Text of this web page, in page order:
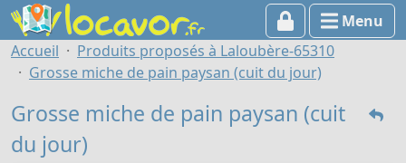
Menu
Accueil
Produits proposés à Laloubère-65310
Grosse miche de pain paysan (cuit du jour)
Grosse miche de pain paysan (cuit
du jour)